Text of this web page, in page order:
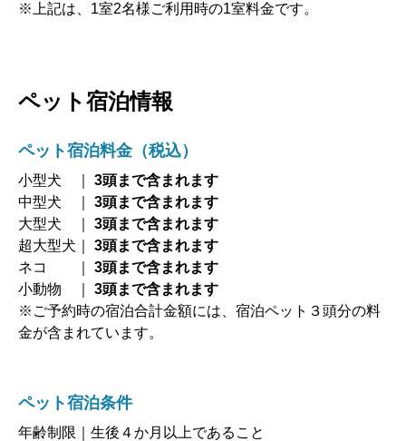
※上記は、1室2名様ご利用時の1室料金です。
ペット宿泊情報
ペット宿泊料金（税込）
小型犬 ｜ 3頭まで含まれます
中型犬 ｜ 3頭まで含まれます
大型犬 ｜ 3頭まで含まれます
超大型犬｜ 3頭まで含まれます
ネコ ｜ 3頭まで含まれます
小動物 ｜ 3頭まで含まれます
※ご予約時の宿泊合計金額には、宿泊ペット３頭分の料
金が含まれています。
ペット宿泊条件
年齢制限｜生後４か月以上であること